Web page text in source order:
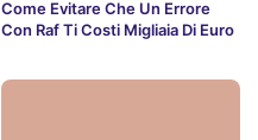
Come Evitare Che Un Errore
Con Raf Ti Costi Migliaia Di Euro